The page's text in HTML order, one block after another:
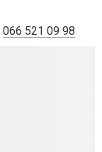
066 521 09 98